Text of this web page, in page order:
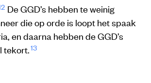
De GGD’s hebben te weinig
die op orde is loopt het spaak
en daarna hebben de GGD’s
tekort.13